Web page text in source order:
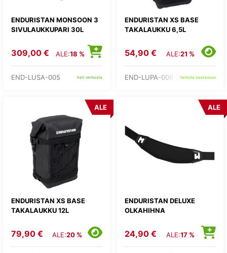
ENDURISTAN MONSOON 3
SIVULAUKKUPARI 30L
309,00 € ALE:18 %
END-LUSA-005 heti verkosta
ENDURISTAN XS BASE
TAKALAUKKU 6,5L
54,90 € ALE:21 %
END-LUPA-006-Starkista saatavuus
ENDURISTAN XS BASE
TAKALAUKKU 12L
ALE
79,90 € ALE:20 %
ENDURISTAN DELUXE
OLKAHIHNA
ALE
24,90 € ALE:17 %